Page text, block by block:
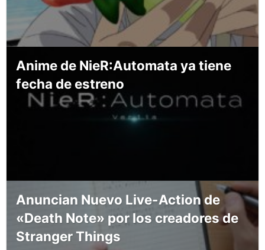
Anime de NieR:Automata ya tiene
fecha de estreno
Anuncian Nuevo Live-Action de
«Death Note» por los creadores de
Stranger Things